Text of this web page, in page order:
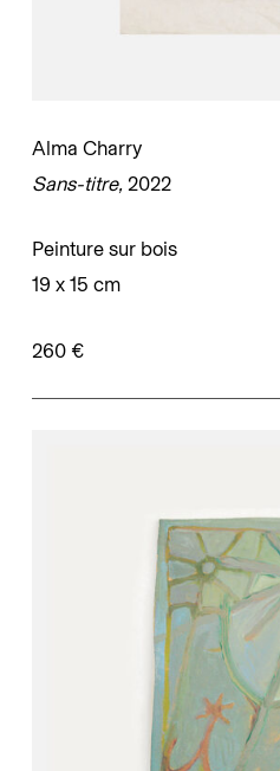
Alma Charry
Sans-titre, 2022
Peinture sur bois
19 x 15 cm
260 €